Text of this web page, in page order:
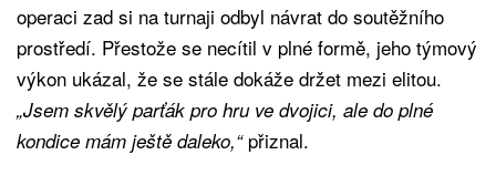
operaci zad si na turnaji odbyl návrat do soutěžního
prostředí. Přestože se necítil v plné formě, jeho týmový
výkon ukázal, že se stále dokáže držet mezi elitou.
„Jsem skvělý parťák pro hru ve dvojici, ale do plné
kondice mám ještě daleko,“ přiznal.